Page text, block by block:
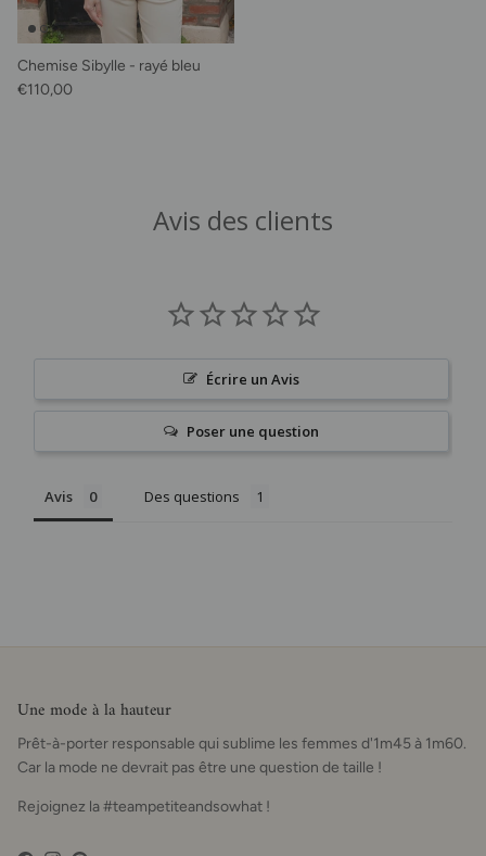
Chemise Sibylle - rayé bleu
Prix habituel
€110,00
Avis des clients
Écrire un Avis
Poser une question
Avis Des questions
Une mode à la hauteur
Prêt-à-porter responsable qui sublime les femmes d'1m45 à 1m60.
Car la mode ne devrait pas être une question de taille !
Rejoignez la #teampetiteandsowhat !